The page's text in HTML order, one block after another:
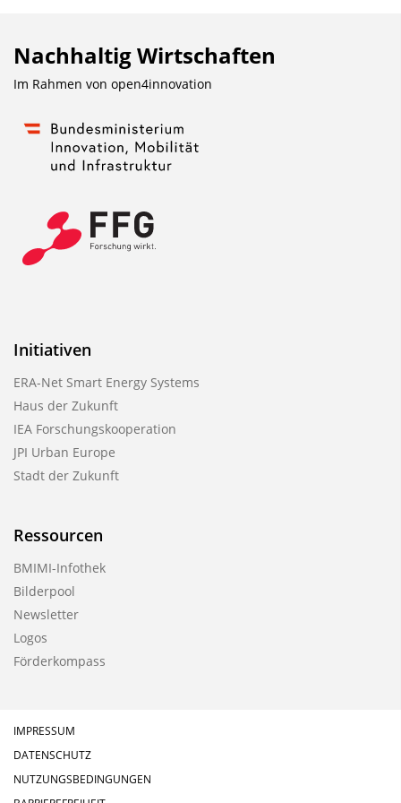
Nachhaltig Wirtschaften
Im Rahmen von open4innovation
Initiativen
ERA-Net Smart Energy Systems
Haus der Zukunft
IEA Forschungskooperation
JPI Urban Europe
Stadt der Zukunft
Ressourcen
BMIMI-Infothek
Bilderpool
Newsletter
Logos
Förderkompass
IMPRESSUM
DATENSCHUTZ
NUTZUNGSBEDINGUNGEN